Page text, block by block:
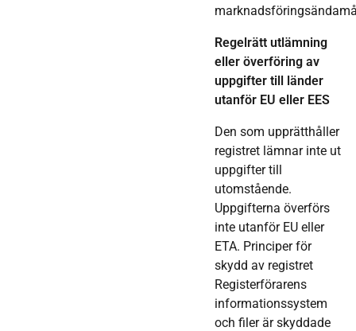
Regelrätt utlämning
eller överföring av
uppgifter till länder
utanför EU eller EES
Den som upprätthåller
registret lämnar inte ut
uppgifter till
utomstående.
Uppgifterna överförs
inte utanför EU eller
ETA. Principer för
skydd av registret
Registerförarens
informationssystem
och filer är skyddade